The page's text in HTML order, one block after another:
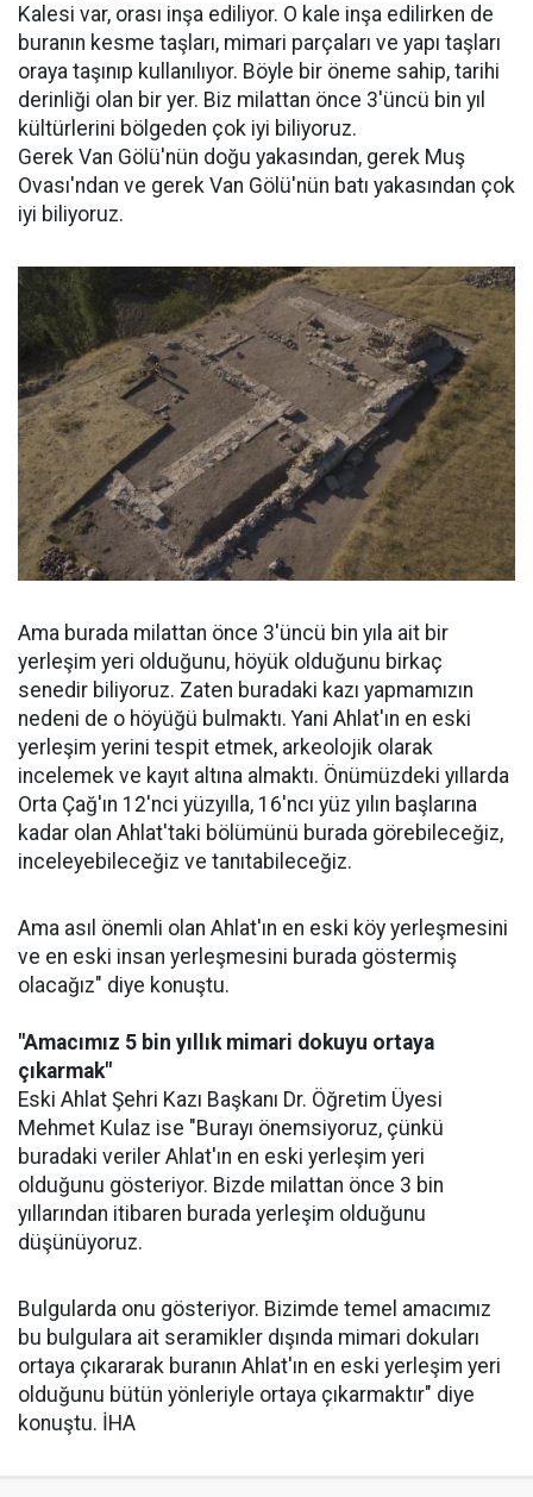
Kalesi var, orası inşa ediliyor. O kale inşa edilirken de
buranın kesme taşları, mimari parçaları ve yapı taşları
oraya taşınıp kullanılıyor. Böyle bir öneme sahip, tarihi
derinliği olan bir yer. Biz milattan önce 3'üncü bin yıl
kültürlerini bölgeden çok iyi biliyoruz.
Gerek Van Gölü'nün doğu yakasından, gerek Muş
Ovası'ndan ve gerek Van Gölü'nün batı yakasından çok
iyi biliyoruz.
Ama burada milattan önce 3'üncü bin yıla ait bir
yerleşim yeri olduğunu, höyük olduğunu birkaç
senedir biliyoruz. Zaten buradaki kazı yapmamızın
nedeni de o höyüğü bulmaktı. Yani Ahlat'ın en eski
yerleşim yerini tespit etmek, arkeolojik olarak
incelemek ve kayıt altına almaktı. Önümüzdeki yıllarda
Orta Çağ'ın 12'nci yüzyılla, 16'ncı yüz yılın başlarına
kadar olan Ahlat'taki bölümünü burada görebileceğiz,
inceleyebileceğiz ve tanıtabileceğiz.
Ama asıl önemli olan Ahlat'ın en eski köy yerleşmesini
ve en eski insan yerleşmesini burada göstermiş
olacağız" diye konuştu.
"Amacımız 5 bin yıllık mimari dokuyu ortaya
çıkarmak"
Eski Ahlat Şehri Kazı Başkanı Dr. Öğretim Üyesi
Mehmet Kulaz ise "Burayı önemsiyoruz, çünkü
buradaki veriler Ahlat'ın en eski yerleşim yeri
olduğunu gösteriyor. Bizde milattan önce 3 bin
yıllarından itibaren burada yerleşim olduğunu
düşünüyoruz.
Bulgularda onu gösteriyor. Bizimde temel amacımız
bu bulgulara ait seramikler dışında mimari dokuları
ortaya çıkararak buranın Ahlat'ın en eski yerleşim yeri
olduğunu bütün yönleriyle ortaya çıkarmaktır" diye
konuştu. İHA